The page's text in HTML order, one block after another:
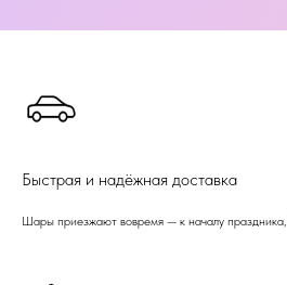
Быстрая и надёжная доставка
Шары приезжают вовремя — к началу